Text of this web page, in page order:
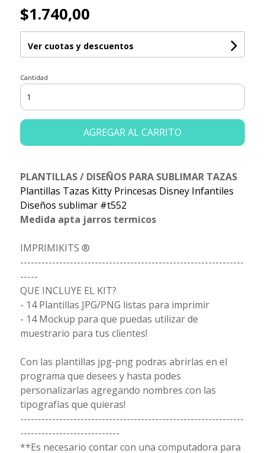
$1.740,00
Ver cuotas y descuentos
Cantidad
AGREGAR AL CARRITO
PLANTILLAS / DISEÑOS PARA SUBLIMAR TAZAS
Plantillas Tazas Kitty Princesas Disney Infantiles
Diseños sublimar #t552
Medida apta jarros termicos
IMPRIMIKITS ®
---------------------------------------------------------------
-----
QUE INCLUYE EL KIT?
- 14 Plantillas JPG/PNG listas para imprimir
- 14 Mockup para que puedas utilizar de
muestrario para tus clientes!
Con las plantillas jpg-png podras abrirlas en el
programa que desees y hasta podes
personalizarlas agregando nombres con las
tipografías que quieras!
---------------------------------------------------------------
----------------------------
**Es necesario contar con una computadora para